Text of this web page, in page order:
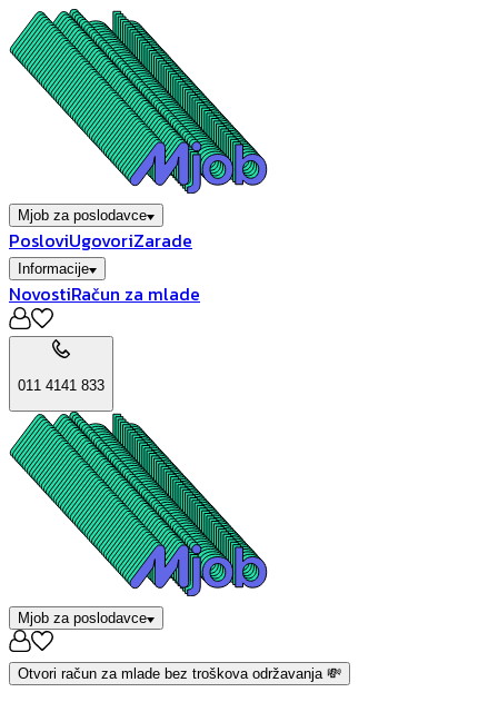
Mjob za poslodavce
PosloviUgovoriZarade
Informacije
NovostiRačun za mlade
011 4141 833
Mjob za poslodavce
Otvori račun za mlade bez troškova održavanja 💸